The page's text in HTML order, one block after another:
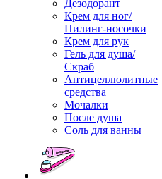
Дезодорант
Крем для ног/
Пилинг-носочки
Крем для рук
Гель для душа/
Скраб
Антицеллюлитные
средства
Мочалки
После душа
Соль для ванны